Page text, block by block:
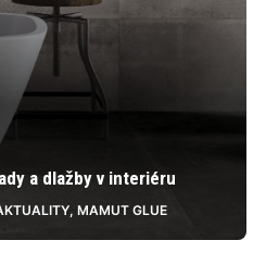
a dlažby v interiéru
, MAMUT GLUE